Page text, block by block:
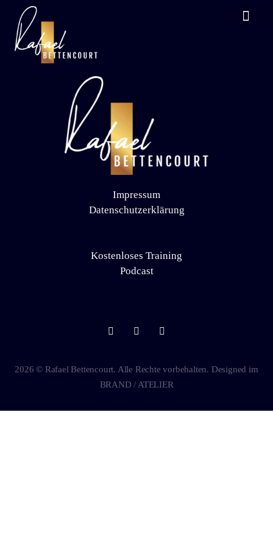
Impressum
Datenschutzerklärung
Kostenloses Training
Podcast
2026 © Rafael Bettencourt. Alle Rechte vorbehalten. Designed im
BRAND / ATELIER